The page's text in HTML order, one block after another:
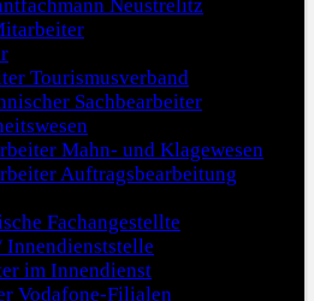
Neustrelitz
Tourismusverband
Sachbearbeiter
Mahn- und Klagewesen
Auftragsbearbeitung
Fachangestellte
Innendienststelle
im Innendienst
Vodafone-Filialen